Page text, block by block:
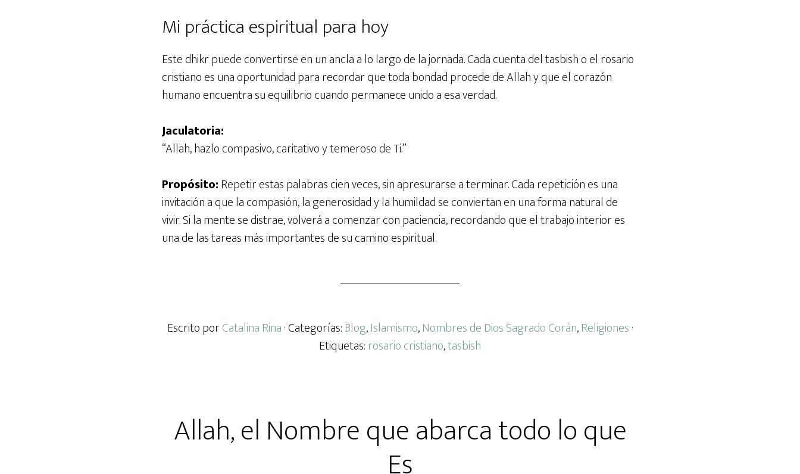
Mi práctica espiritual para hoy
Este dhikr puede convertirse en un ancla a lo largo de la jornada. Cada cuenta del tasbish o el rosario
cristiano es una oportunidad para recordar que toda bondad procede de Allah y que el corazón
humano encuentra su equilibrio cuando permanece unido a esa verdad.
Jaculatoria:
“Allah, hazlo compasivo, caritativo y temeroso de Ti.”
Propósito:Repetir estas palabras cien veces, sin apresurarse a terminar. Cada repetición es una
invitación a que la compasión, la generosidad y la humildad se conviertan en una forma natural de
vivir. Si la mente se distrae, volverá a comenzar con paciencia, recordando que el trabajo interior es
una de las tareas más importantes de su camino espiritual.
Escrito porCatalina Rina· Categorías: Blog,Islamismo,Nombres de Dios Sagrado Corán,Religiones·
Etiquetas: rosario cristiano,tasbish
Allah, el Nombre que abarca todo lo que